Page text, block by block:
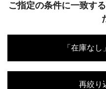
ご指定の条件に一致す
「在庫な
再絞り